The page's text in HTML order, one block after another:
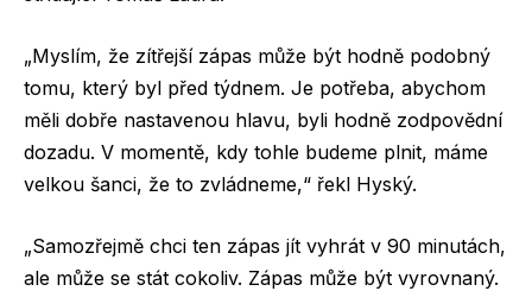
„Myslím, že zítřejší zápas může být hodně podobný
tomu, který byl před týdnem. Je potřeba, abychom
měli dobře nastavenou hlavu, byli hodně zodpovědní
dozadu. V momentě, kdy tohle budeme plnit, máme
velkou šanci, že to zvládneme,“ řekl Hyský.
„Samozřejmě chci ten zápas jít vyhrát v 90 minutách,
ale může se stát cokoliv. Zápas může být vyrovnaný.